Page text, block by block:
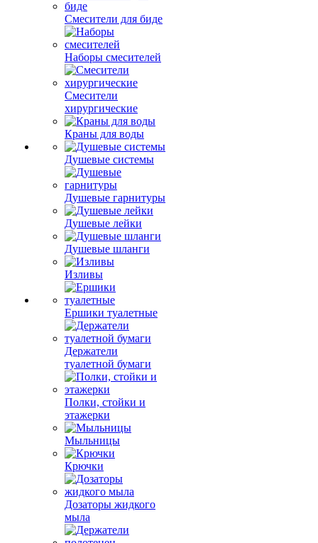
Смесители для биде
Наборы смесителей
Смесители
хирургические
Краны для воды
Душевые системы
Душевые гарнитуры
Душевые лейки
Душевые шланги
Изливы
Ершики туалетные
Держатели
туалетной бумаги
Полки, стойки и
этажерки
Мыльницы
Крючки
Дозаторы жидкого
мыла